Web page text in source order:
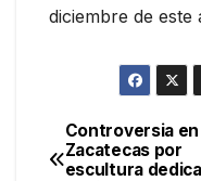
diciembre de este
Controversia en
Zacatecas por
escultura